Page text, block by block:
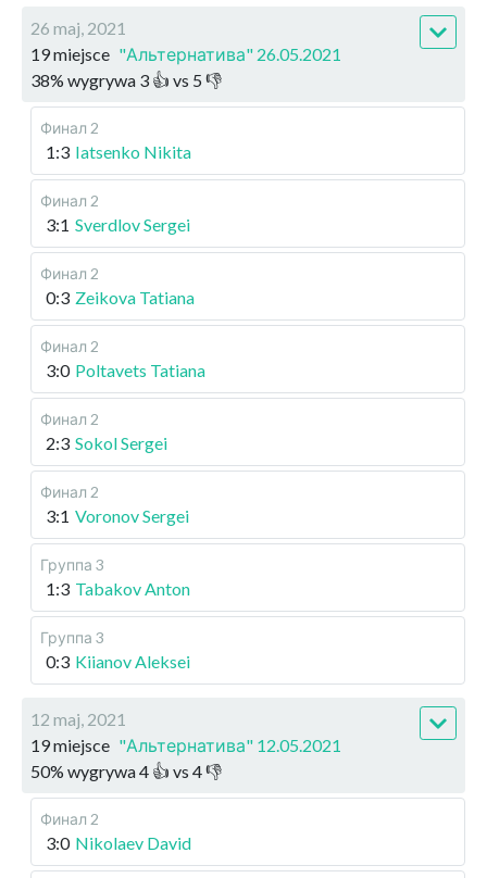
26 maj, 2021
19 miejsce "Альтернатива" 26.05.2021
38% wygrywa 3 👍 vs 5 👎
Финал 2
1:3 Iatsenko Nikita
Финал 2
3:1 Sverdlov Sergei
Финал 2
0:3 Zeikova Tatiana
Финал 2
3:0 Poltavets Tatiana
Финал 2
2:3 Sokol Sergei
Финал 2
3:1 Voronov Sergei
Группа 3
1:3 Tabakov Anton
Группа 3
0:3 Kiianov Aleksei
12 maj, 2021
19 miejsce "Альтернатива" 12.05.2021
50% wygrywa4 👍 vs 4👎
Финал 2
3:0 Nikolaev David